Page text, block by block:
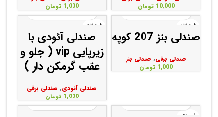
10,000 تومان
1,000 تومان
فروخته
صندلی بنز 207 کوپه
صندلی برقی, صندلی بنز
1,000 تومان
فروخته
صندلی آئودی با
زیرپایی vip ( جلو و
عقب گرمکن دار )
صندلی آئودی, صندلی برقی
1,000 تومان